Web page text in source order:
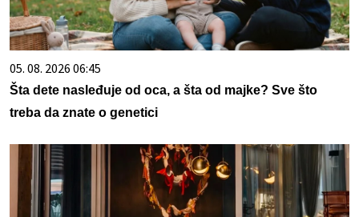
05. 08. 2026 06:45
Šta dete nasleđuje od oca, a šta od majke? Sve što
treba da znate o genetici